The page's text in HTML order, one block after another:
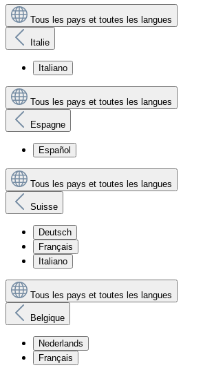
Tous les pays et toutes les langues
Italie
Italiano
Tous les pays et toutes les langues
Espagne
Español
Tous les pays et toutes les langues
Suisse
Deutsch
Français
Italiano
Tous les pays et toutes les langues
Belgique
Nederlands
Français